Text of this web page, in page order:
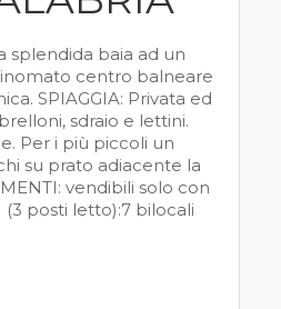
splendida baia ad un
centro balneare
SPIAGGIA: Privata ed
sdraio e lettini.
Per i più piccoli un
su prato adiacente la
vendibili solo con
(3 posti letto):7 bilocali